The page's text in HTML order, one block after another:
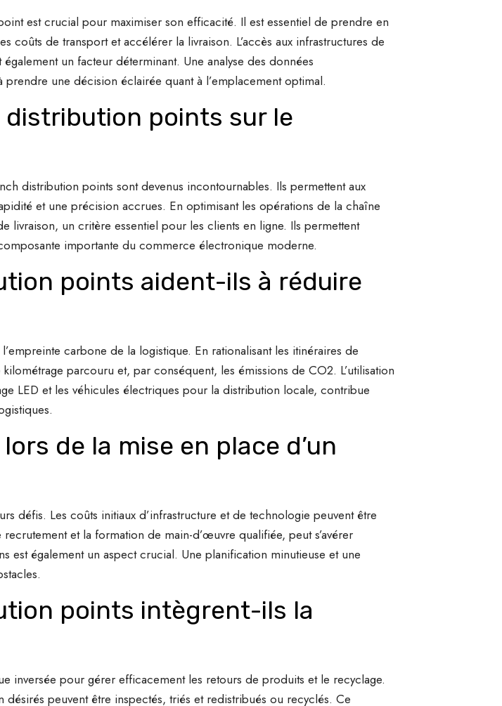
est crucial pour maximiser son efficacité. Il est essentiel de prendre en
de transport et accélérer la livraison. L’accès aux infrastructures de
un facteur déterminant. Une analyse des données
une décision éclairée quant à l’emplacement optimal.
distribution points sur le
distribution points sont devenus incontournables. Ils permettent aux
et une précision accrues. En optimisant les opérations de la chaîne
livraison, un critère essentiel pour les clients en ligne. Ils permettent
importante du commerce électronique moderne.
points aident-ils à réduire
carbone de la logistique. En rationalisant les itinéraires de
parcouru et, par conséquent, les émissions de CO2. L’utilisation
LED et les véhicules électriques pour la distribution locale, contribue
de la mise en place d’un
défis. Les coûts initiaux d’infrastructure et de technologie peuvent être
et la formation de main-d’œuvre qualifiée, peut s’avérer
est également un aspect crucial. Une planification minutieuse et une
points intègrent-ils la
inversée pour gérer efficacement les retours de produits et le recyclage.
peuvent être inspectés, triés et redistribués ou recyclés. Ce